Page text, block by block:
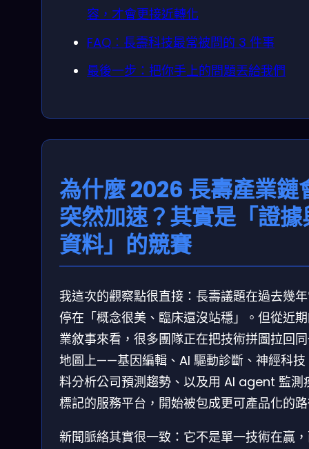
容，才會更接近轉化
FAQ：長壽科技最常被問的 3 件事
最後一步：把你手上的問題丟給我們
為什麼 2026 長壽產業鏈
突然加速？其實是「證據
資料」的競賽
我這次的觀察點很直接：長壽議題在過去幾
停在「概念很美、臨床還沒站穩」。但從近
業敘事來看，很多團隊正在把技術拼圖拉回
地圖上——基因編輯、AI 驅動診斷、神經科技
料分析公司預測趨勢、以及用 AI agent 監測
標記的服務平台，開始被包成更可產品化的
新聞脈絡其實很一致：它不是單一技術在贏